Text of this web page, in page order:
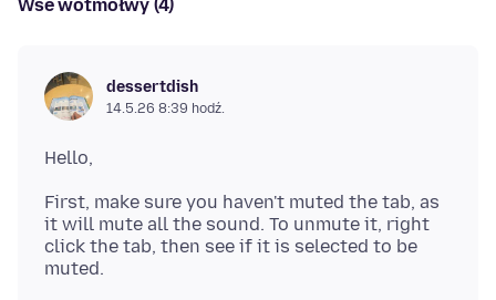
Wšě wotmołwy (4)
dessertdish
14.5.26 8:39 hodź.
First, make sure you haven't muted the tab, as
it will mute all the sound. To unmute it, right
click the tab, then see if it is selected to be